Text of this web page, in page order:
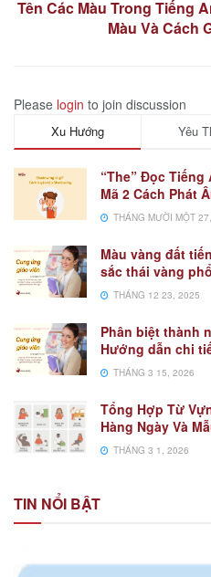
Tên Các Màu Trong Tiếng
Màu Và Cách
Please login to join discussion
Xu Hướng Yêu
“The” Đọc Tiếng
Mã 2 Cách Phát
THÁNG MƯỜI MỘT
Màu vàng đất
sắc thái vàng
THÁNG 12 23, 2025
Phân biệt thành
Hướng dẫn chi
THÁNG 3 15, 2026
Tổng Hợp Từ
Hàng Ngày Và
THÁNG 3 1, 2026
TIN NỔI BẬT